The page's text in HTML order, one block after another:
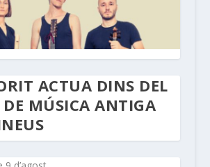
ACTUA DINS DEL
DE MÚSICA ANTIGA